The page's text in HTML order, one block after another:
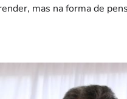
mas na forma de